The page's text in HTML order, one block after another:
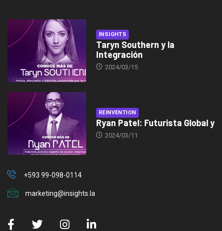
INSIGHTS
Taryn Southern y la
Integración
2024/03/15
REINVENTION
Ryan Patel: Futurista Global y
2024/03/11
+593 99-098-0114
marketing@insights.la